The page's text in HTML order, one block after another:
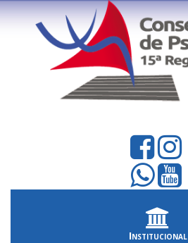
Institucional